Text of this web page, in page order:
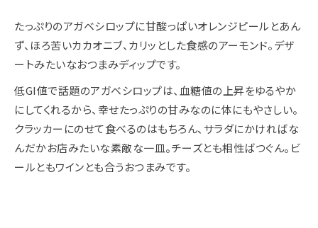
たっぷりのアガベシロップに甘酸っぱいオレンジピールとあん
ず、ほろ苦いカカオニブ、カリッとした食感のアーモンド。デザ
ートみたいなおつまみディップです。
低GI値で話題のアガベシロップは、血糖値の上昇をゆるやか
にしてくれるから、幸せたっぷりの甘みなのに体にもやさしい。
クラッカーにのせて食べるのはもちろん、サラダにかければな
んだかお店みたいな素敵な一皿。チーズとも相性ばつぐん。ビ
ールともワインとも合うおつまみです。